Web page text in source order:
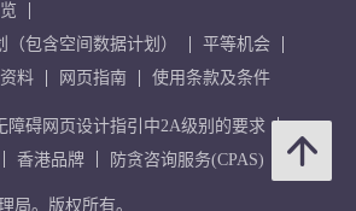
包含空间数据计划）
平等机会
料 网页指南 使用条款及条件
障碍网页设计指引中2A级别的要求
香港品牌 防贪咨询服务(CPAS)
局。版权所有。